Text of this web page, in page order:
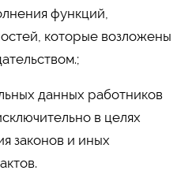
функций,
которые возложены
данных работников
в целях
законов и иных